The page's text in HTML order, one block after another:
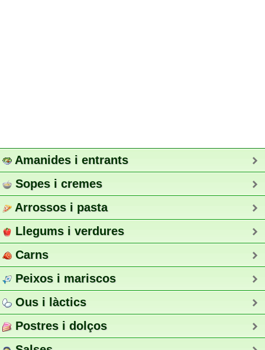
Amanides i entrants
Sopes i cremes
Arrossos i pasta
Llegums i verdures
Carns
Peixos i mariscos
Ous i làctics
Postres i dolços